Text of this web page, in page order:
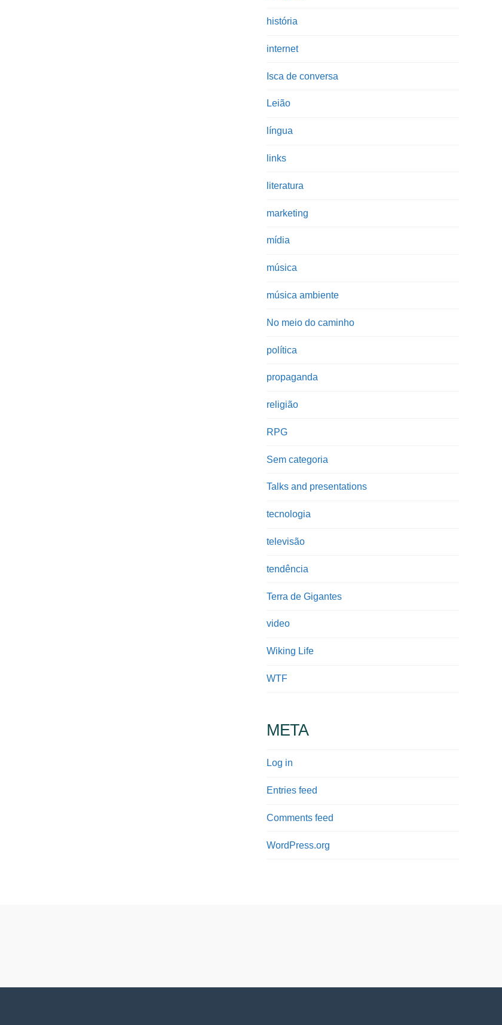
história
internet
Isca de conversa
Leião
língua
links
literatura
marketing
mídia
música
música ambiente
No meio do caminho
política
propaganda
religião
RPG
Sem categoria
Talks and presentations
tecnologia
televisão
tendência
Terra de Gigantes
video
Wiking Life
WTF
META
Log in
Entries feed
Comments feed
WordPress.org